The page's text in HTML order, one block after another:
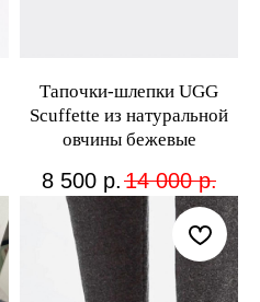
Тапочки-шлепки UGG
Scuffette из натуральной
овчины бежевые
8 500 р. 14 000 р.